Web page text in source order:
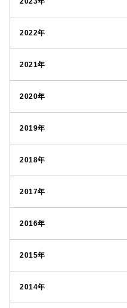
2022年
2021年
2020年
2019年
2018年
2017年
2016年
2015年
2014年